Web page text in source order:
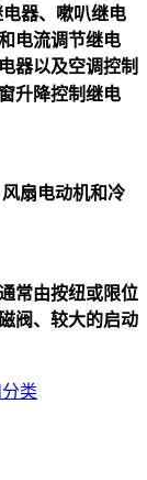
器、嗽叭继电
电流调节继电
器以及空调控制
升降控制继电
扇电动机和冷
常由按纽或限位
阀、较大的启动
类